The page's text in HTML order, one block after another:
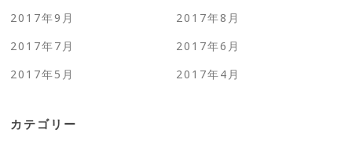
2017年9月
2017年8月
2017年7月
2017年6月
2017年5月
2017年4月
カテゴリー